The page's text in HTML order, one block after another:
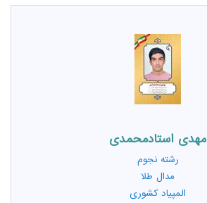
مهدی استادمحمدی
رشته نجوم
مدال طلا
المپیاد کشوری